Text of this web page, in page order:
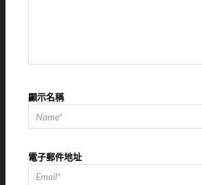
顯示名稱
電子郵件地址